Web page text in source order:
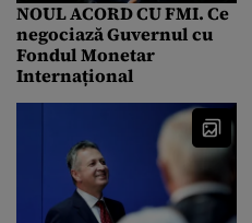
NOUL ACORD CU FMI. Ce
negociază Guvernul cu
Fondul Monetar
Internațional